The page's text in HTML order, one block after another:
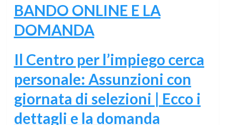
BANDO ONLINE E LA
DOMANDA
Il Centro per l’impiego cerca
personale: Assunzioni con
giornata di selezioni | Ecco i
dettagli e la domanda